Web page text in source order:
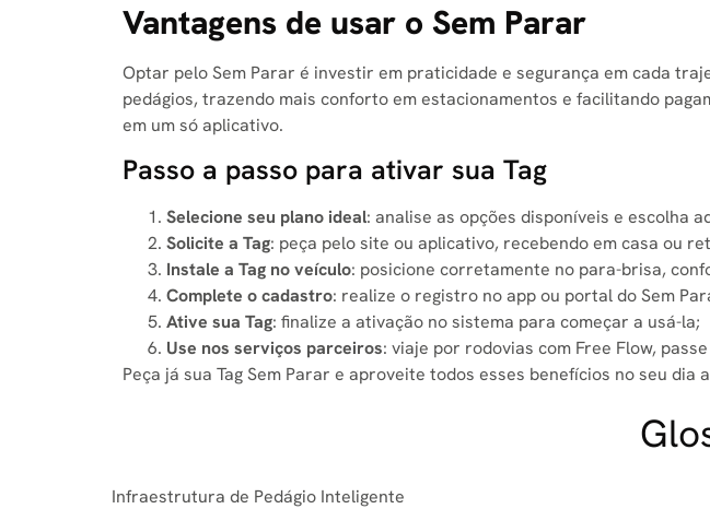
Vantagens de usar o Sem Parar
Optar pelo Sem Parar é investir em praticidade e segurança em cada
pedágios, trazendo mais conforto em estacionamentos e facilitando
em um só aplicativo.
Passo a passo para ativar sua Tag
Selecione seu plano ideal: analise as opções disponíveis e escolha
Solicite a Tag: peça pelo site ou aplicativo, recebendo em casa ou
Instale a Tag no veículo: posicione corretamente no para-brisa,
Complete o cadastro: realize o registro no app ou portal do Sem
Ative sua Tag: finalize a ativação no sistema para começar a usá-la;
Use nos serviços parceiros: viaje por rodovias com Free Flow,
Peça já sua Tag Sem Parar e aproveite todos esses benefícios no seu dia
Infraestrutura de Pedágio Inteligente